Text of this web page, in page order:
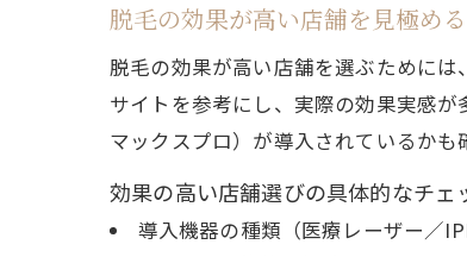
脱毛の効果が高い店舗を見極め
脱毛の効果が高い店舗を選ぶために
サイトを参考にし、実際の効果実感
マックスプロ）が導入されているかも
効果の高い店舗選びの具体的なチェ
導入機器の種類（医療レーザー／